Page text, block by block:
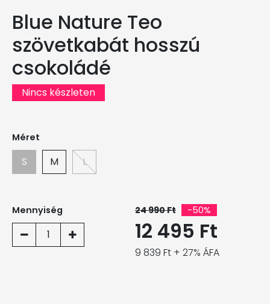
Blue Nature Teo
szövetkabát hosszú
csokoládé
Nincs készleten
Méret
S M L
Mennyiség
1
24 990 Ft -50%
12 495 Ft
9 839 Ft + 27% ÁFA